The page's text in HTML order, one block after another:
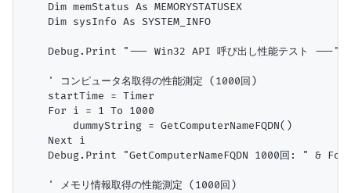
    Dim memStatus As MEMORYSTATUSEX
    Dim sysInfo As SYSTEM_INFO
    Debug.Print "--- Win32 API 呼び出し性能テスト ---"
    ' コンピュータ名取得の性能測定 (1000回)
    startTime = Timer
    For i = 1 To 1000
        dummyString = GetComputerNameFQDN()
    Next i
Debug.Print "GetComputerNameFQDN 1000回: " &
    ' メモリ情報取得の性能測定 (1000回)